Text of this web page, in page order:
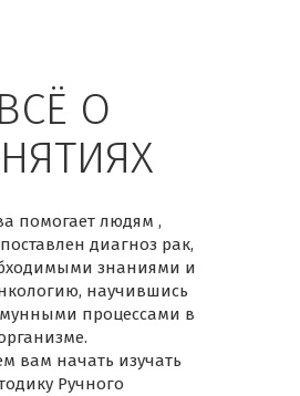
ВСЁ О
помогает людям ,
диагноз рак,
знаниями и
научившись
процессами в
вам начать изучать
Ручного